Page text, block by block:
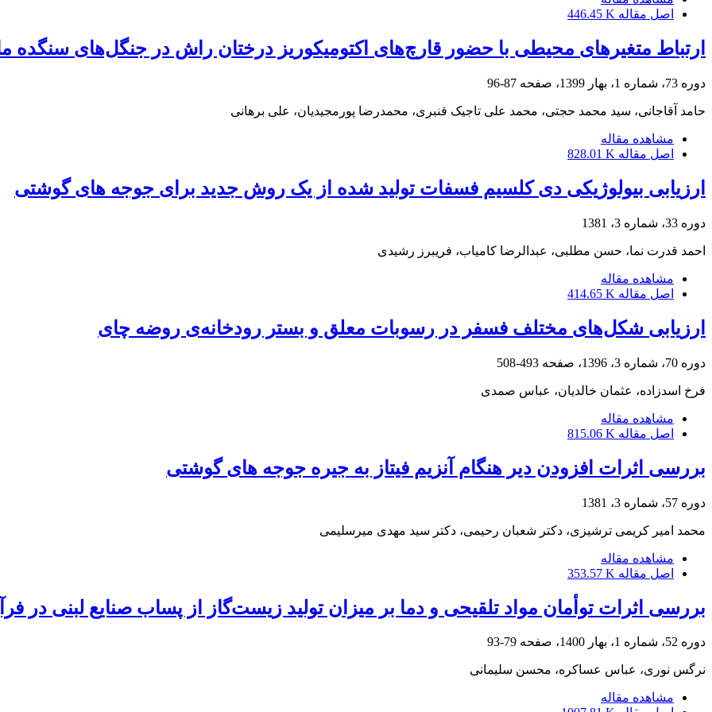
اصل مقاله 446.45 K
ارتباط متغیرهای محیطی با حضور قارچ‌های اکتومیکوریز درختان راش در جنگل‌های سنگده
دوره 73، شماره 1، بهار 1399، صفحه 87-96
حامد آقاجانی، سید محمد حجتی، محمد علی تاجیک قنبری، محمدرضا پورمجیدیان، علی برهانی
مشاهده مقاله
اصل مقاله 828.01 K
ارزیابی بیولوژیکی دی کلسیم فسفات تولید شده از یک روش جدید برای جوجه های گوشتی
دوره 33، شماره 3، 1381
احمد قدرت نما، حسن مطلبی، عبدالرضا کامیاب، فریبرز رشیدی
مشاهده مقاله
اصل مقاله 414.65 K
ارزیابی شکل‌های مختلف فسفر در رسوبات معلق و بستر رودخانه‌ی روضه چای
دوره 70، شماره 3، 1396، صفحه 493-508
فرخ اسدزاده، عثمان خالدیان، عباس صمدی
مشاهده مقاله
اصل مقاله 815.06 K
بررسی اثرات افزودن دیر هنگام آنزیم فیتاز به جیره جوجه های گوشتی
دوره 57، شماره 3، 1381
محمد امیر کریمی ترشیزی، دکتر شعبان رحیمی، دکتر سید مهدی میرسلیمی
مشاهده مقاله
اصل مقاله 353.57 K
بررسی اثرات توأمان مواد تلقیحی و دما بر میزان تولید زیست‌گاز از پساب صنایع لبنی در
دوره 52، شماره 1، بهار 1400، صفحه 79-93
نرگس نوری، عباس عساکره، محسن سلیمانی
مشاهده مقاله